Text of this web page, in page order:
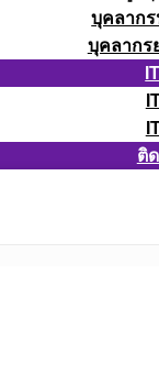
บุคลากร
บุคลากร
ติ